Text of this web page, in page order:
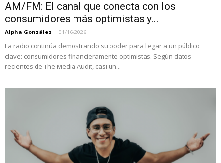
AM/FM: El canal que conecta con los
consumidores más optimistas y...
Alpha González - 01/16/2026
La radio continúa demostrando su poder para llegar a un público
clave: consumidores financieramente optimistas. Según datos
recientes de The Media Audit, casi un...